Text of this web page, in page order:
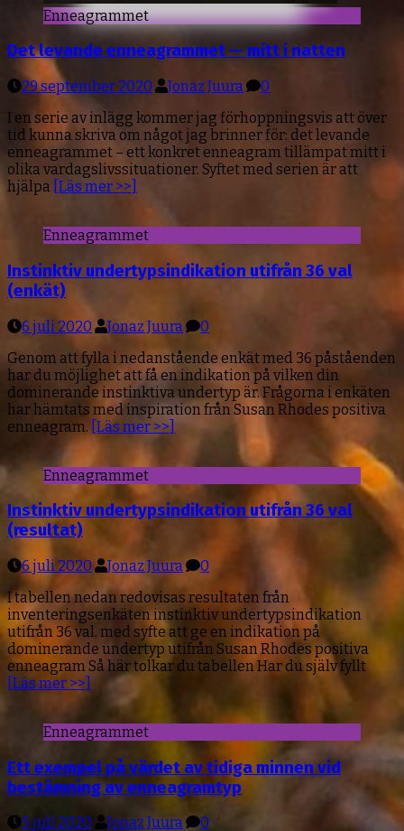
Enneagrammet
Det levande enneagrammet — mitt i natten
29 september 2020 Jonaz Juura
0
I en serie av inlägg kommer jag förhoppningsvis att över
tid kunna skriva om något jag brinner för: det levande
enneagrammet – ett konkret enneagram tillämpat mitt i
olika vardagslivssituationer. Syftet med serien är att
hjälpa [Läs mer >>]
Enneagrammet
Instinktiv undertypsindikation utifrån 36 val
(enkät)
6 juli 2020 Jonaz Juura
0
Genom att fylla i nedanstående enkät med 36 påståenden
har du möjlighet att få en indikation på vilken din
dominerande instinktiva undertyp är. Frågorna i enkäten
har hämtats med inspiration från Susan Rhodes positiva
enneagram. [Läs mer >>]
Enneagrammet
Instinktiv undertypsindikation utifrån 36 val
(resultat)
6 juli 2020 Jonaz Juura
0
I tabellen nedan redovisas resultaten från
inventeringsenkäten instinktiv undertypsindikation
utifrån 36 val, med syfte att ge en indikation på
dominerande undertyp utifrån Susan Rhodes positiva
enneagram Så här tolkar du tabellen Har du själv fyllt
[Läs mer >>]
Enneagrammet
Ett exempel på värdet av tidiga minnen vid
bestämning av enneagramtyp
5 juli 2020 Jonaz Juura
0